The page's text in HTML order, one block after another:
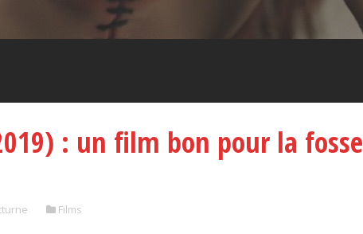
: un film bon pour la fosse
Films